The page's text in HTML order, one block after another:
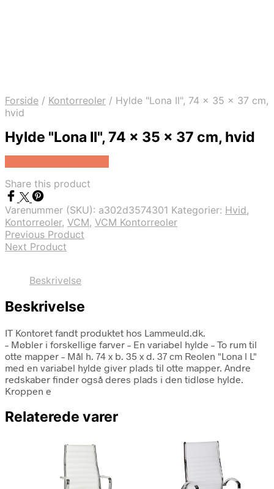
Forside / Kontorreoler / Hylde "Lona Il", 74 x 35 x 37 cm,
hvid
Hylde "Lona Il", 74 x 35 x 37 cm, hvid
Share this product
Varenummer (SKU): a302d3574301 Kategorier: Hvid,
Kontorreoler, VCM, VCM Kontorreoler
Previous Product
Next Product
Beskrivelse
Beskrivelse
IT Kontoret fandt produktet hos Lammeuld.dk.
– Møbler i forskellige farver – En variabel hylde – To rum til
otte mapper – Mål h. 74 x b. 35 x d. 37 cm Reolen "Lona l L"
med en variabel hylde giver plads til otte mapper. Andre
redskaber finder også deres plads i den tidløse hylde.
Kroppen e
Relaterede varer